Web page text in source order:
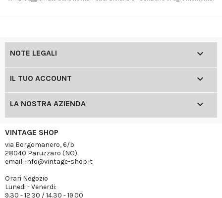
NOTE LEGALI 
IL TUO ACCOUNT 
LA NOSTRA AZIENDA 
VINTAGE SHOP
via Borgomanero, 6/b
28040 Paruzzaro (NO)
email: info@vintage-shop.it
Orari Negozio
Lunedi - Venerdi:
9.30 - 12.30 / 14.30 - 19.00